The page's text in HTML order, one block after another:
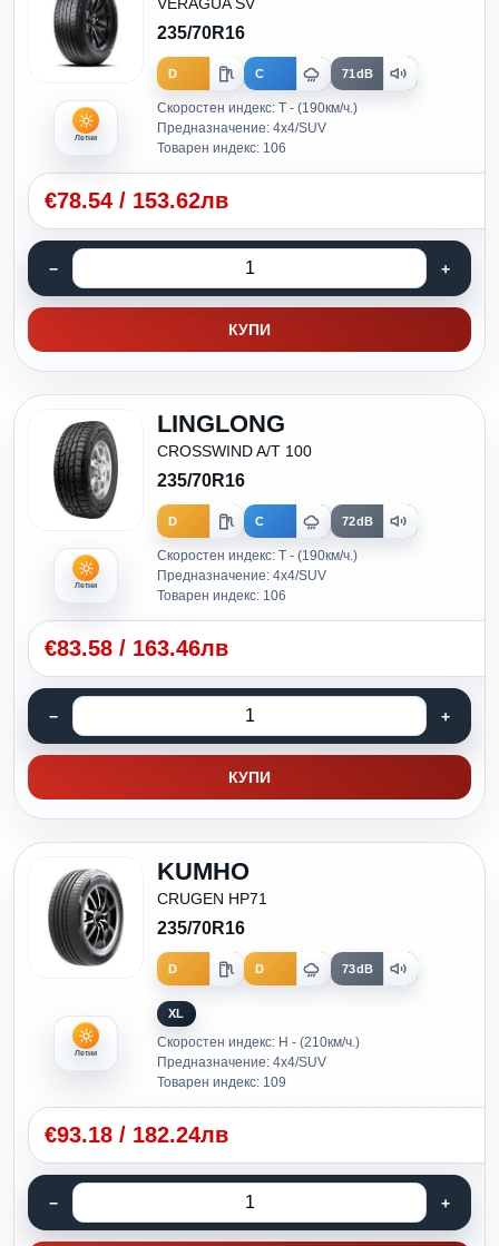
Летни
235/70R16
D C 71dB
Скоростен индекс: T - (190км/ч.)
Предназначение: 4x4/SUV
Товарен индекс: 106
€78.54 / 153.62лв
КУПИ
Летни
LINGLONG
CROSSWIND A/T 100
235/70R16
D C 72dB
Скоростен индекс: T - (190км/ч.)
Предназначение: 4x4/SUV
Товарен индекс: 106
€83.58 / 163.46лв
КУПИ
Летни
KUMHO
CRUGEN HP71
235/70R16
D D 73dB
XL
Скоростен индекс: H - (210км/ч.)
Предназначение: 4x4/SUV
Товарен индекс: 109
€93.18 / 182.24лв